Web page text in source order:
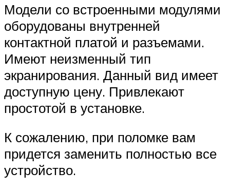
Модели со встроенными модулями
оборудованы внутренней
контактной платой и разъемами.
Имеют неизменный тип
экранирования. Данный вид имеет
доступную цену. Привлекают
простотой в установке.
К сожалению, при поломке вам
придется заменить полностью все
устройство.